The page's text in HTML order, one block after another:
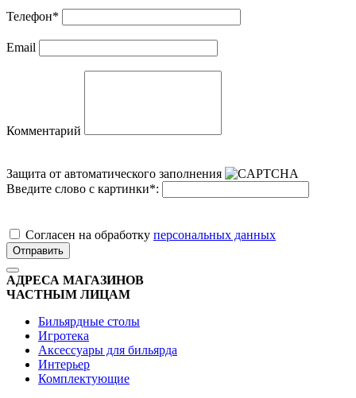
Телефон*
Email
Комментарий
Защита от автоматического заполнения
Введите слово с картинки*:
Cогласен на обработку персональных данных
Отправить
АДРЕСА МАГАЗИНОВ
ЧАСТНЫМ ЛИЦАМ
Бильярдные столы
Игротека
Аксессуары для бильярда
Интерьер
Комплектующие